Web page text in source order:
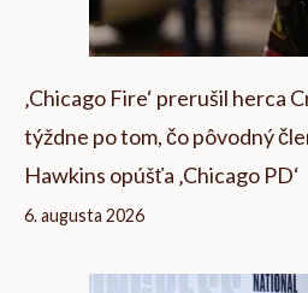
‚Chicago Fire‘ prerušil herca
týždne po tom, čo pôvodný
Hawkins opúšťa ‚Chicago PD‘
6. augusta 2026